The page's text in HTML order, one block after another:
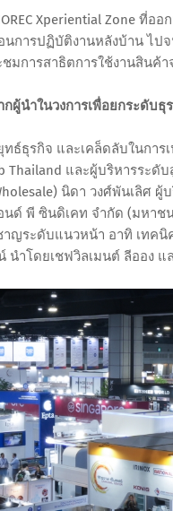
Xperiential Zone ที่
ารปฏิบัติงานหลังบ้าน ไป
มการสาธิตการใช้งานสินค้า
ากผู้นำในวงการเพื่อยกระดับ
ยุทธ์ธุรกิจ และเคล็ดลับในก
Thailand และผู้บริหารระดั
นิดา วงศ์พันเลิศ
ด์ พี ซินดิเคท จำกัด (มหาช
ระดับแนวหน้า อาทิ เทคนิ
นำโดยเชฟวิลเมนต์ ลีออง